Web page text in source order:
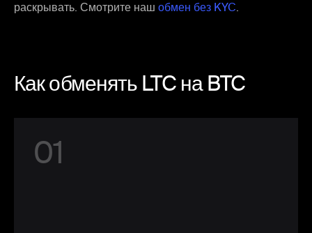
раскрывать. Смотрите наш обмен без KYC.
Как обменять LTC на BTC
01